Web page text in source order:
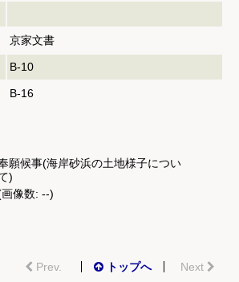
京家文書
B-10
B-16
願候事(海岸砂浜の土地様子につい
)
像数: --)
Prev. トップへ Next